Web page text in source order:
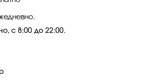
с 8:00 до 22:00.